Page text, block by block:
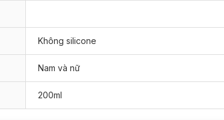
giúp dưỡng mái tóc và da đầu khỏe mạnh với
Không silicone
Nam và nữ
200ml